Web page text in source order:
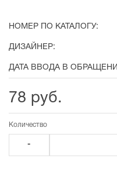
НОМЕР ПО КАТАЛОГУ:
ДИЗАЙНЕР:
ДАТА ВВОДА В
78 руб.
Количество
-